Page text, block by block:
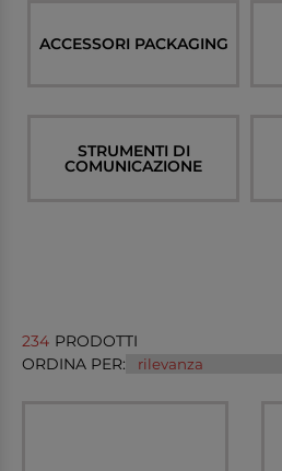
ACCESSORI PACKAGING
STRUMENTI DI
COMUNICAZIONE
234 PRODOTTI
ORDINA PER: